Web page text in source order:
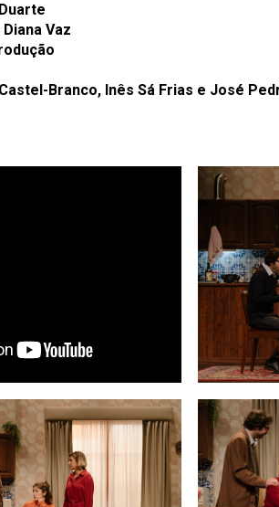
Diana Vaz
Branco, Inês Sá Frias e José